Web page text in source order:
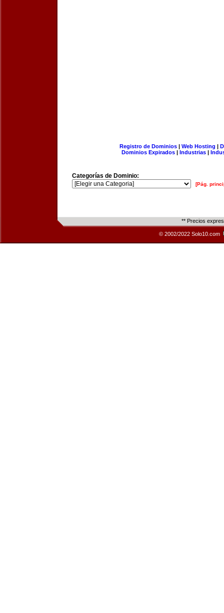
Registro de Dominios| Web Hosting |
Dominios Expirados | Industrias |
Categorías de Dominio:
[Pág.
** Precios
© 2002/2022 Solo10.com